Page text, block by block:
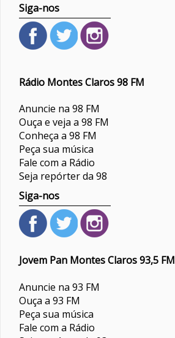
Siga-nos
Rádio Montes Claros 98 FM
Anuncie na 98 FM
Ouça e veja a 98 FM
Conheça a 98 FM
Peça sua música
Fale com a Rádio
Seja repórter da 98
Siga-nos
Jovem Pan Montes Claros 93,5 FM
Anuncie na 93 FM
Ouça a 93 FM
Peça sua música
Fale com a Rádio